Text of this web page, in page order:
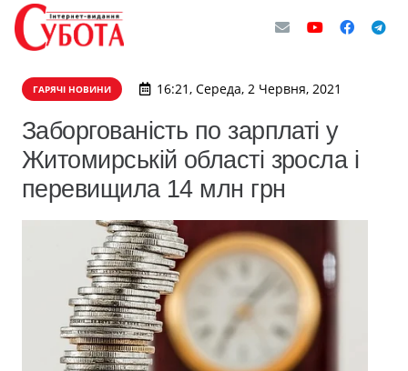
ГАРЯЧІ НОВИНИ 16:21, Середа, 2 Червня, 2021
Заборгованість по зарплаті у
Житомирській області зросла і
перевищила 14 млн грн